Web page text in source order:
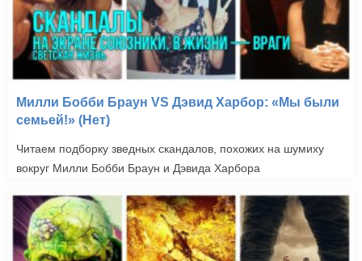
Милли Бобби Браун VS Дэвид Харбор: «Мы были
семьей!» (Нет)
Читаем подборку зведных скандалов, похожих на шумиху
вокруг Милли Бобби Браун и Дэвида Харбора